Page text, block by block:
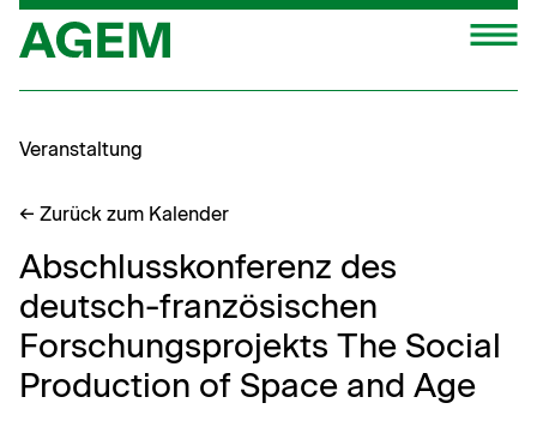
Zum
Inhalt
springen
Veranstaltung
← Zurück zum Kalender
Abschlusskonferenz des
deutsch-französischen
Forschungsprojekts The Social
Production of Space and Age